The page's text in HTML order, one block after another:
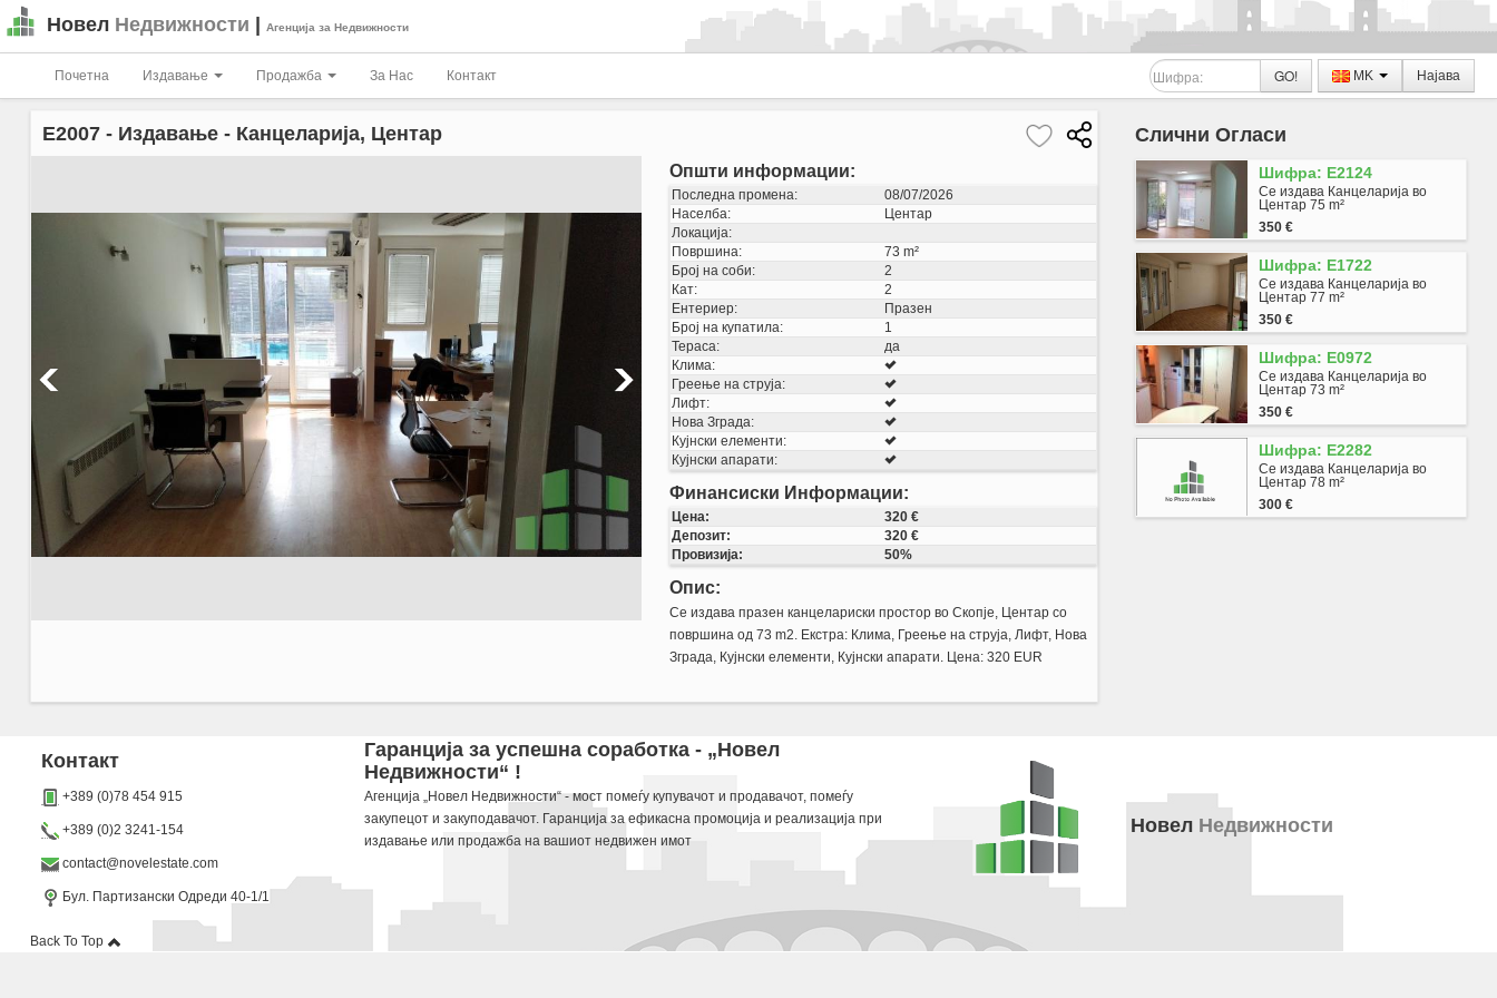
Новел Недвижности Агенција за Недвижности
Почетна Издавање Продажба За Нас Контакт Најава
MK
GO!
E2007- Издавање - Канцеларија, Центар
Општи информации:
Последна промена:
08/07/2026
Населба:
Центар
Локација:
Површина:
73 m²
Број на соби:
2
Кат:
2
Ентериер:
Празен
Број на купатила:
1
Тераса:
да
Клима:
Греење на струја:
Лифт:
Нова Зграда:
Кујнски елементи:
Кујнски апарати:
Финансиски Информации:
Цена:
320 €
Депозит:
320 €
Провизија:
50%
Опис:
Се издава празен канцелариски простор во Скопје, Центар со
површина од 73 m2. Екстра: Клима, Греење на струја, Лифт, Нова
Зграда, Кујнски елементи, Кујнски апарати. Цена: 320 EUR
Слични Огласи
Шифра: E2124
Се издава Канцеларија во
Центар 75 m²
350 €
Шифра: E1722
Се издава Канцеларија во
Центар 77 m²
350 €
Шифра: E0972
Се издава Канцеларија во
Центар 73 m²
350 €
Шифра: E2282
Се издава Канцеларија во
Центар 78 m²
300 €
Dokolku barate stan, kuka, deloven prostor ova e vistinskoto mesto da ja zapocnete vasata potraga.
Контакт
+389 (0)78 454 915
+389 (0)2 3241-154
contact@novelestate.com
Бул. Партизански Одреди 40-1/1
Гаранција за успешна соработка - „Новел
Недвижности“ !
Агенција „Новел Недвижности“ - мост помеѓу купувачот и продавачот, помеѓу
закупецот и закуподавачот. Гаранција за ефикасна промоција и реализација при
издавање или продажба на вашиот недвижен имот
Новел Недвижности
Back To Top